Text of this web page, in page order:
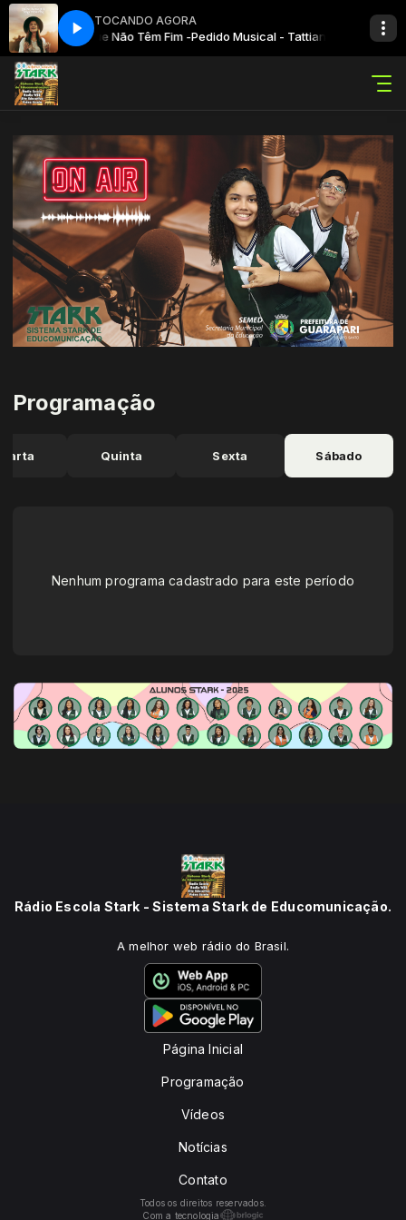
TOCANDO AGORA
- Bênçãos Que Não Têm Fim -Pedido Musical - Tattiana Loss -
Programação
Quinta Sexta Sábado
Nenhum programa cadastrado para este período
Rádio Escola Stark - Sistema Stark de Educomunicação.
A melhor web rádio do Brasil.
Página Inicial
Programação
Vídeos
Notícias
Contato
Todos os direitos reservados.
Com a tecnologia